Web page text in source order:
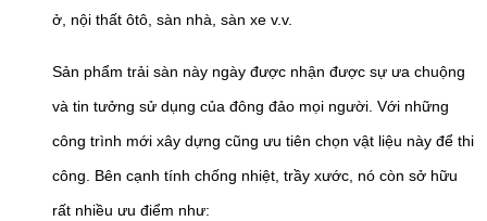
ở, nội thất ôtô, sàn nhà, sàn xe v.v.
Sản phẩm trải sàn này ngày được nhận được sự ưa chuộng
và tin tưởng sử dụng của đông đảo mọi người. Với những
công trình mới xây dựng cũng ưu tiên chọn vật liệu này để thi
công. Bên cạnh tính chống nhiệt, trầy xước, nó còn sở hữu
rất nhiều ưu điểm như: